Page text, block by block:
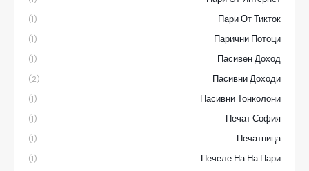
Пари От Тикток
(1)
Парични Потоци
(1)
Пасивен Доход
(1)
Пасивни Доходи
(2)
Пасивни Тонколони
(1)
Печат София
(1)
Печатница
(1)
Печеле На На Пари
(1)